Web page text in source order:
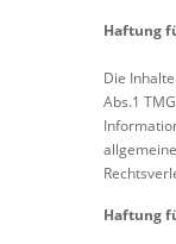
Haftung
Die
Abs.1
Haftung